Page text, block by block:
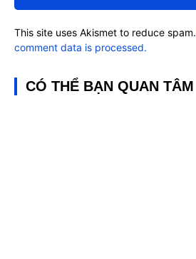
This site uses Akismet to reduce spam.
comment data is processed.
CÓ THỂ BẠN QUAN TÂM